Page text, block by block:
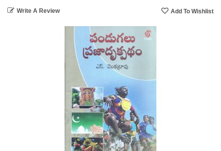
Write A Review